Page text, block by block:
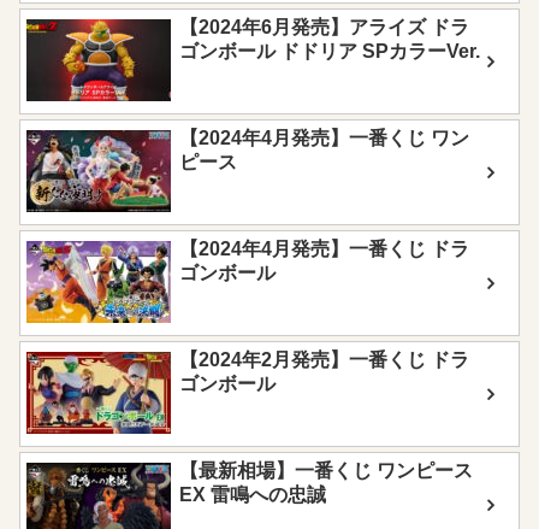
【2024年6月発売】アライズ ドラ
ゴンボール ドドリア SPカラーVer.
【2024年4月発売】一番くじ ワン
ピース
【2024年4月発売】一番くじ ドラ
ゴンボール
【2024年2月発売】一番くじ ドラ
ゴンボール
【最新相場】一番くじ ワンピース
EX 雷鳴への忠誠